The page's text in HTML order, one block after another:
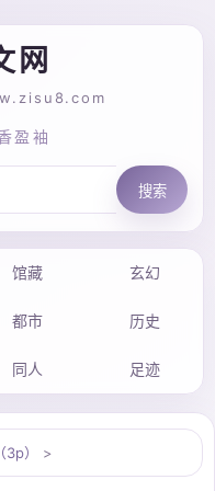
网
盈袖
搜索
馆藏 玄幻
都市 历史
同人 足迹
） >